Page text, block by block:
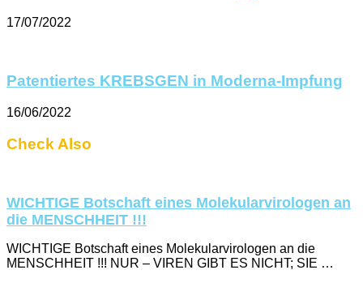
17/07/2022
Patentiertes KREBSGEN in Moderna-Impfung
16/06/2022
Check Also
WICHTIGE Botschaft eines Molekularvirologen an
die MENSCHHEIT !!!
WICHTIGE Botschaft eines Molekularvirologen an die
MENSCHHEIT !!! NUR – VIREN GIBT ES NICHT; SIE …